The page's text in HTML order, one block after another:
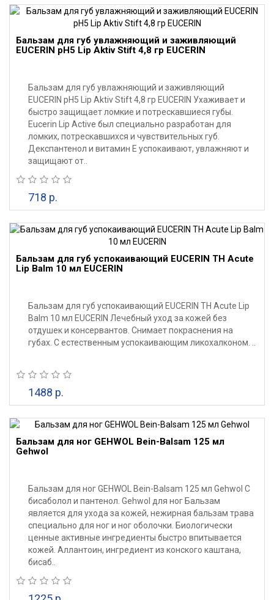
Бальзам для губ увлажняющий и заживляющий
EUCERIN pH5 Lip Aktiv Stift 4,8 гр EUCERIN
Бальзам для губ увлажняющий и заживляющий
EUCERIN pH5 Lip Aktiv Stift 4,8 гр EUCERIN Ухаживает и
быстро защищает ломкие и потрескавшиеся губы.
Eucerin Lip Active был специально разработан для
ломких, потрескавшихся и чувствительных губ.
Декспантенол и витамин Е успокаивают, увлажняют и
защищают от..
718 р.
Бальзам для губ успокаивающий EUCERIN TH Acute
Lip Balm 10 мл EUCERIN
Бальзам для губ успокаивающий EUCERIN TH Acute Lip
Balm 10 мл EUCERIN Лечебный уход за кожей без
отдушек и консервантов. Снимает покраснения на
губах. С естественным успокаивающим ликохалконом. ..
1488 р.
Бальзам для ног GEHWOL Bein-Balsam 125 мл
Gehwol
Бальзам для ног GEHWOL Bein-Balsam 125 мл Gehwol С
бисаболол и пантенол. Gehwol для ног Бальзам
является для ухода за кожей, нежирная бальзам трава
специально для ног и ног оболочки. Биологически
ценные активные ингредиенты быстро впитывается
кожей. Аллантоин, ингредиент из конского каштана,
бисаб..